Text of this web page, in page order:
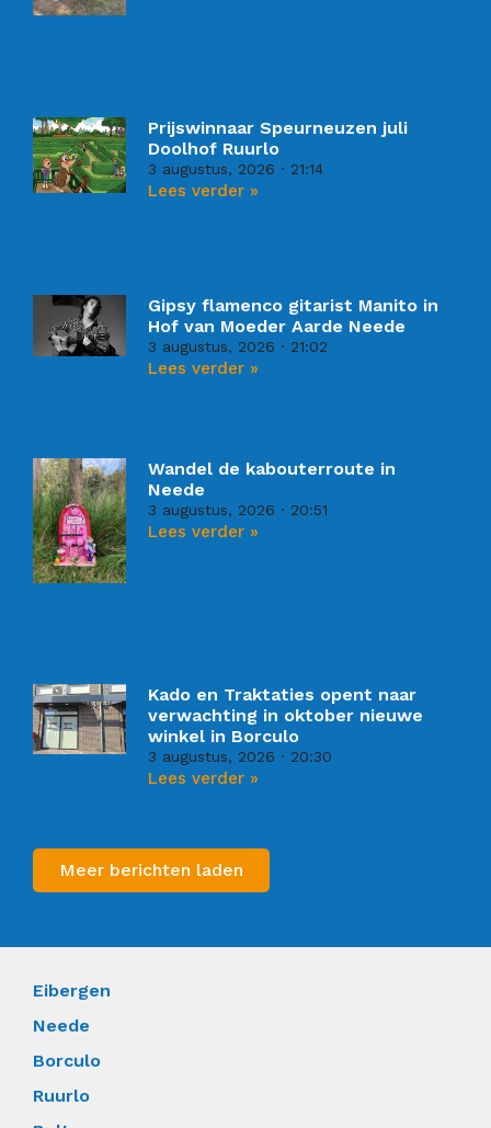
Prijswinnaar Speurneuzen juli
Doolhof Ruurlo
3 augustus, 2026 21:14
Lees verder »
Gipsy flamenco gitarist Manito in
Hof van Moeder Aarde Neede
3 augustus, 2026 21:02
Lees verder »
Wandel de kabouterroute in
Neede
3 augustus, 2026 20:51
Lees verder »
Kado en Traktaties opent naar
verwachting in oktober nieuwe
winkel in Borculo
3 augustus, 2026 20:30
Lees verder »
Meer berichten laden
Eibergen
Neede
Borculo
Ruurlo